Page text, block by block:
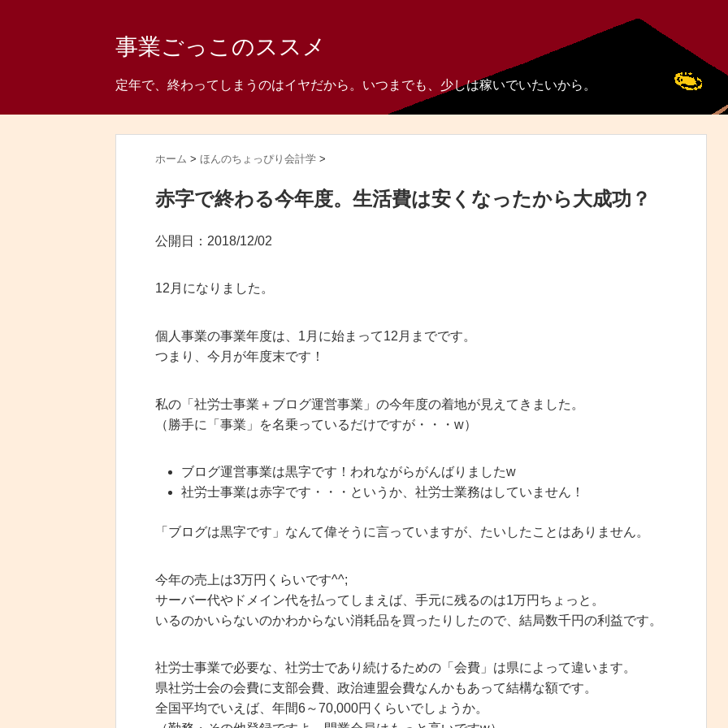
事業ごっこのススメ
定年で、終わってしまうのはイヤだから。いつまでも、少しは稼いでいたいから。
ホーム > ほんのちょっぴり会計学 >
赤字で終わる今年度。生活費は安くなったから大成功？
公開日： 2018/12/02
12月になりました。
個人事業の事業年度は、1月に始まって12月までです。
つまり、今月が年度末です！
私の「社労士事業＋ブログ運営事業」の今年度の着地が見えてきました。
（勝手に「事業」を名乗っているだけですが・・・w）
ブログ運営事業は黒字です！われながらがんばりましたw
社労士事業は赤字です・・・というか、社労士業務はしていません！
「ブログは黒字です」なんて偉そうに言っていますが、たいしたことはありません。
今年の売上は3万円くらいです^^;
サーバー代やドメイン代を払ってしまえば、手元に残るのは1万円ちょっと。
いるのかいらないのかわからない消耗品を買ったりしたので、結局数千円の利益です。
社労士事業で必要な、社労士であり続けるための「会費」は県によって違います。
県社労士会の会費に支部会費、政治連盟会費なんかもあって結構な額です。
全国平均でいえば、年間6～70,000円くらいでしょうか。